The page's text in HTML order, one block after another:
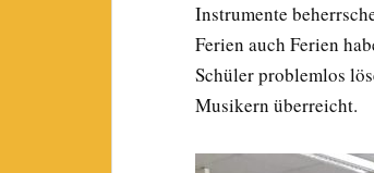
Instrumente
Ferien auch Ferien
Schüler problemlos
Musikern überreicht.